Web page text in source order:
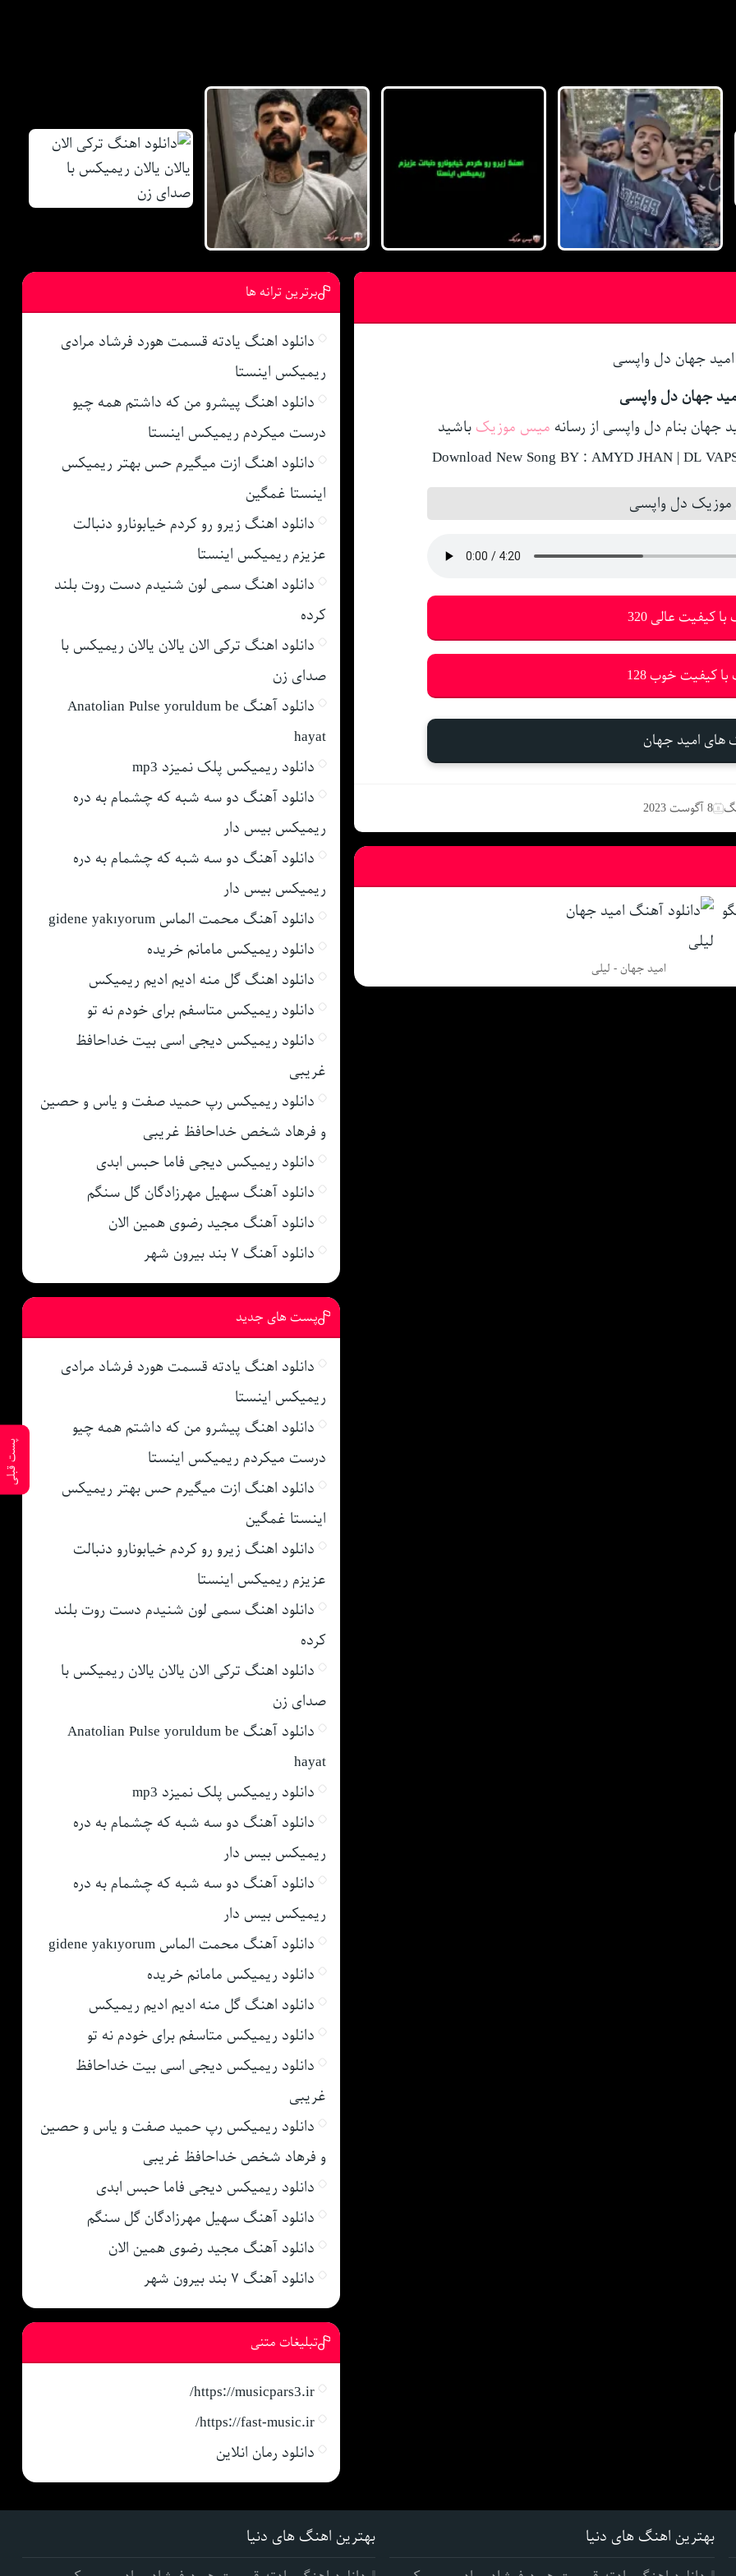
پست قبلی
جهان دل واپسی
جهان بنام دل واپسی از رسانه میس موزیک باشید
Download New Song BY : AMYD JHAN | DL
موزیک دل واپسی
کیفیت عالی 320
کیفیت خوب 128
های امید جهان
8 آگوست 2023
امید جهان - لیلی
برترین ترانه ها
دانلود اهنگ یادته قسمت هورد فرشاد مرادی
ریمیکس اینستا
دانلود اهنگ پیشرو من که داشتم همه چیو
درست میکردم ریمیکس اینستا
دانلود اهنگ ازت میگیرم حس بهتر ریمیکس
اینستا غمگین
دانلود اهنگ زیرو رو کردم خیابونارو دنبالت
عزیزم ریمیکس اینستا
دانلود اهنگ سمی لون شنیدم دست روت بلند
کرده
دانلود اهنگ ترکی الان یالان یالان ریمیکس با
صدای زن
دانلود آهنگ Anatolian Pulse yoruldum be
hayat
دانلود ریمیکس پلک نمیزد mp3
دانلود آهنگ دو سه شبه که چشمام به دره
ریمیکس بیس دار
دانلود آهنگ دو سه شبه که چشمام به دره
ریمیکس بیس دار
دانلود آهنگ محمت الماس gidene yakıyorum
دانلود ریمیکس مامانم خریده
دانلود اهنگ گل منه ادیم ادیم ریمیکس
دانلود ریمیکس متاسفم برای خودم نه تو
دانلود ریمیکس دیجی اسی بیت خداحافظ
غریبی
دانلود ریمیکس رپ حمید صفت و یاس و حصین
و فرهاد شخص خداحافظ غریبی
دانلود ریمیکس دیجی فاما حبس ابدی
دانلود آهنگ سهیل مهرزادگان گل سنگم
دانلود آهنگ مجید رضوی همین الان
دانلود آهنگ ۷ بند بیرون شهر
پست های جدید
دانلود اهنگ یادته قسمت هورد فرشاد مرادی
ریمیکس اینستا
دانلود اهنگ پیشرو من که داشتم همه چیو
درست میکردم ریمیکس اینستا
دانلود اهنگ ازت میگیرم حس بهتر ریمیکس
اینستا غمگین
دانلود اهنگ زیرو رو کردم خیابونارو دنبالت
عزیزم ریمیکس اینستا
دانلود اهنگ سمی لون شنیدم دست روت بلند
کرده
دانلود اهنگ ترکی الان یالان یالان ریمیکس با
صدای زن
دانلود آهنگ Anatolian Pulse yoruldum be
hayat
دانلود ریمیکس پلک نمیزد mp3
دانلود آهنگ دو سه شبه که چشمام به دره
ریمیکس بیس دار
دانلود آهنگ دو سه شبه که چشمام به دره
ریمیکس بیس دار
دانلود آهنگ محمت الماس gidene yakıyorum
دانلود ریمیکس مامانم خریده
دانلود اهنگ گل منه ادیم ادیم ریمیکس
دانلود ریمیکس متاسفم برای خودم نه تو
دانلود ریمیکس دیجی اسی بیت خداحافظ
غریبی
دانلود ریمیکس رپ حمید صفت و یاس و حصین
و فرهاد شخص خداحافظ غریبی
دانلود ریمیکس دیجی فاما حبس ابدی
دانلود آهنگ سهیل مهرزادگان گل سنگم
دانلود آهنگ مجید رضوی همین الان
دانلود آهنگ ۷ بند بیرون شهر
تبلیغات متنی
https://musicpars3.ir/
https://fast-music.ir/
دانلود رمان انلاین
بهترین اهنگ های دنیا
بهترین اهنگ های دنیا